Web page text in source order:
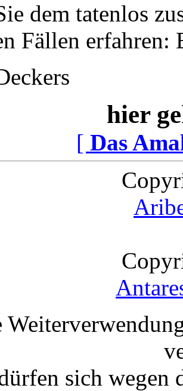
dem tatenlos
Fällen erfahren:
hier
[ Das
sich wegen